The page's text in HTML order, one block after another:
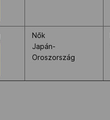
Nők
Japán-
Oroszország